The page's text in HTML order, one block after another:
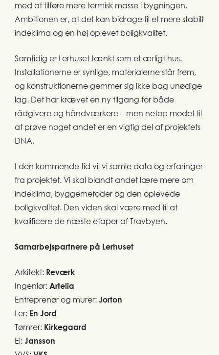
med at tilføre mere termisk masse i bygningen.
Ambitionen er, at det kan bidrage til et mere stabilt
indeklima og en høj oplevet boligkvalitet.
Samtidig er Lerhuset tænkt som et ærligt hus.
Installationerne er synlige, materialerne står frem,
og konstruktionerne gemmer sig ikke bag unødige
lag. Det har krævet en ny tilgang for både
rådgivere og håndværkere – men netop modet til
at prøve noget andet er en vigtig del af projektets
DNA.
I den kommende tid vil vi samle data og erfaringer
fra projektet. Vi skal blandt andet lære mere om
indeklima, byggemetoder og den oplevede
boligkvalitet. Den viden skal være med til at
kvalificere de næste etaper af Travbyen.
Samarbejspartnere på Lerhuset
Arkitekt: Reværk
Ingeniør: Artelia
Entreprenør og murer: Jorton
Ler: En Jord
Tømrer: Kirkegaard
El: Jansson